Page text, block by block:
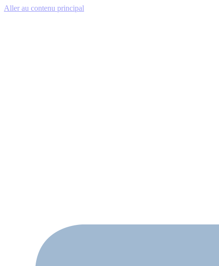
Aller au contenu principal